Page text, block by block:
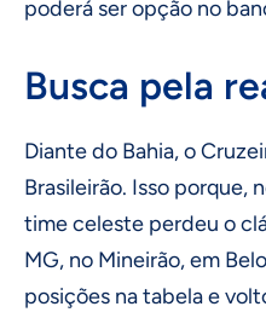
poderá ser opção no
Busca pela
Diante do Bahia, o
Brasileirão. Isso porque,
time celeste perdeu o
MG, no Mineirão, em
posições na tabela e